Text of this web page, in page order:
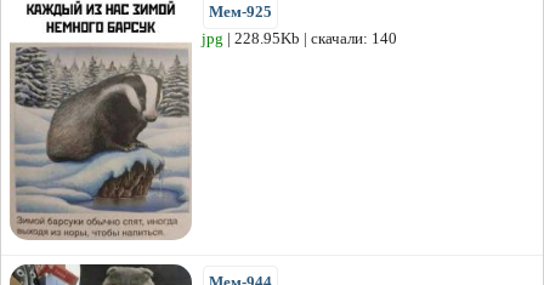
Мем-925
jpg | 228.95Kb | скачали: 140